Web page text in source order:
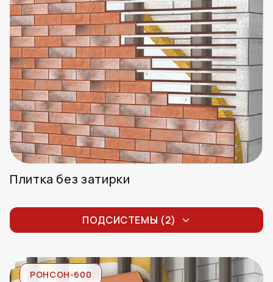
Клинкерная плитка без затирки
Плитка без затирки
ПОДСИСТЕМЫ (2)
РОНСОН-600